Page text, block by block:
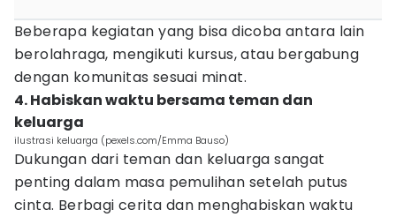
Beberapa kegiatan yang bisa dicoba antara lain
berolahraga, mengikuti kursus, atau bergabung
dengan komunitas sesuai minat.
4. Habiskan waktu bersama teman dan
keluarga
ilustrasi keluarga (pexels.com/Emma Bauso)
Dukungan dari teman dan keluarga sangat
penting dalam masa pemulihan setelah putus
cinta. Berbagi cerita dan menghabiskan waktu